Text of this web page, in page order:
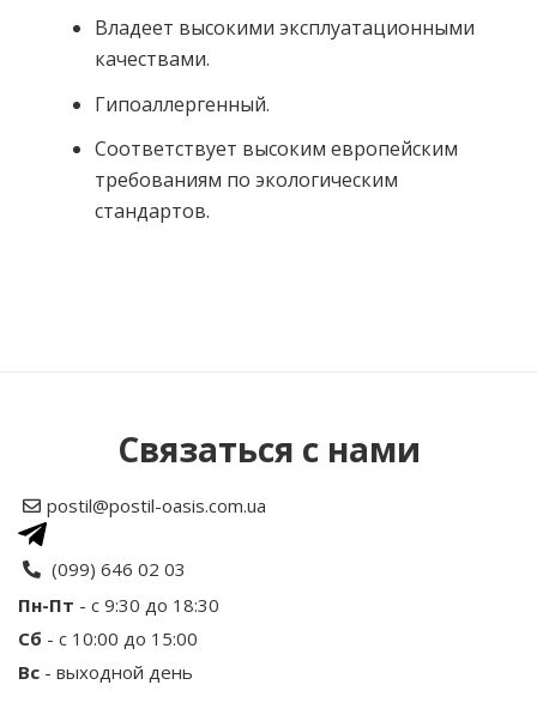
Владеет высокими эксплуатационными
качествами.
Гипоаллергенный.
Соответствует высоким европейским
требованиям по экологическим
стандартов.
Рейтинг
Ваш отзыв
Связаться с нами
postil@postil-oasis.com.ua
(099) 646 02 03
Пн-Пт - с 9:30 до 18:30
Сб - с 10:00 до 15:00
Вс - выходной день